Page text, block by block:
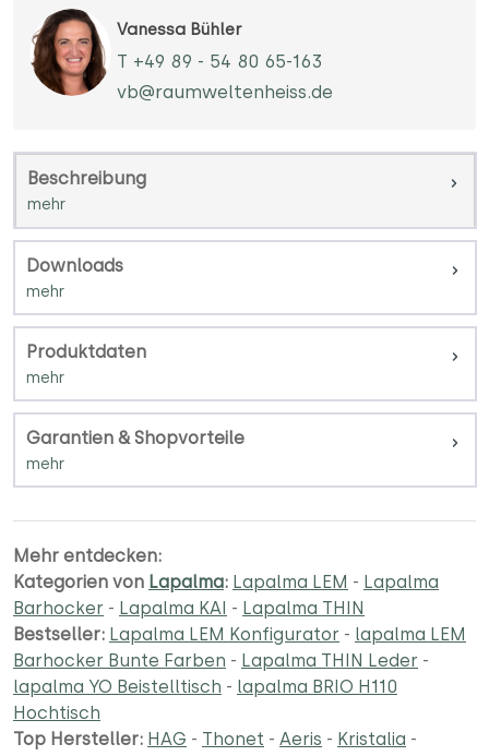
Vanessa Bühler
T +49 89 - 54 80 65-163
vb@raumweltenheiss.de
Beschreibung
Downloads
Produktdaten
Garantien & Shopvorteile
Mehr entdecken:
Kategorien von Lapalma: Lapalma LEM - Lapalma
Barhocker - Lapalma KAI - Lapalma THIN
Bestseller: Lapalma LEM Konfigurator - lapalma LEM
Barhocker Bunte Farben - Lapalma THIN Leder -
lapalma YO Beistelltisch - lapalma BRIO H110
Hochtisch
Top Hersteller: HAG - Thonet - Aeris - Kristalia -